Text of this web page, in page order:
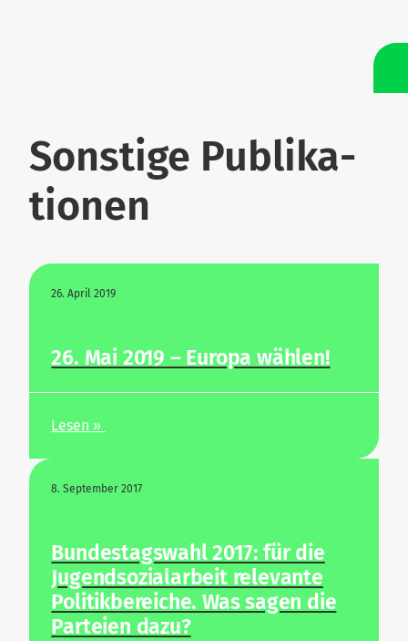
Sonstige Publi­ka­
tionen
26. April 2019
26. Mai 2019 – Europa wählen!
Lesen »
8. Sep­tember 2017
Bun­des­tagswahl 2017: für die
Jugend­so­zi­al­arbeit rele­vante
Poli­tik­be­reiche. Was sagen die
Par­teien dazu?